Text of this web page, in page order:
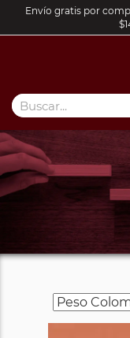
Envío gratis por